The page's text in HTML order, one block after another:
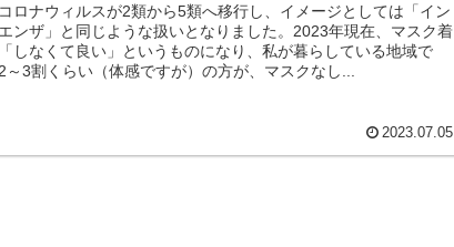
ロナウィルスが2類から5類へ移行し、イメージとしては「イン
ンザ」と同じような扱いとなりました。2023年現在、マスク着
しなくて良い」というものになり、私が暮らしている地域で
～3割くらい（体感ですが）の方が、マスクなし...
2023.07.05